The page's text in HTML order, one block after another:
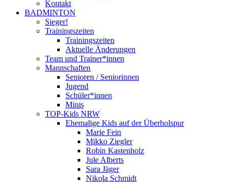
Kontakt
BADMINTON
Sieger!
Trainingszeiten
Trainingszeiten
Aktuelle Änderungen
Team und Trainer*innen
Mannschaften
Senioren / Seniorinnen
Jugend
Schüler*innen
Minis
TOP-Kids NRW
Ehemalige Kids auf der Überholspur
Marie Fein
Mikko Ziegler
Robin Kastenholz
Jule Alberts
Sara Jäger
Nikola Schmidt